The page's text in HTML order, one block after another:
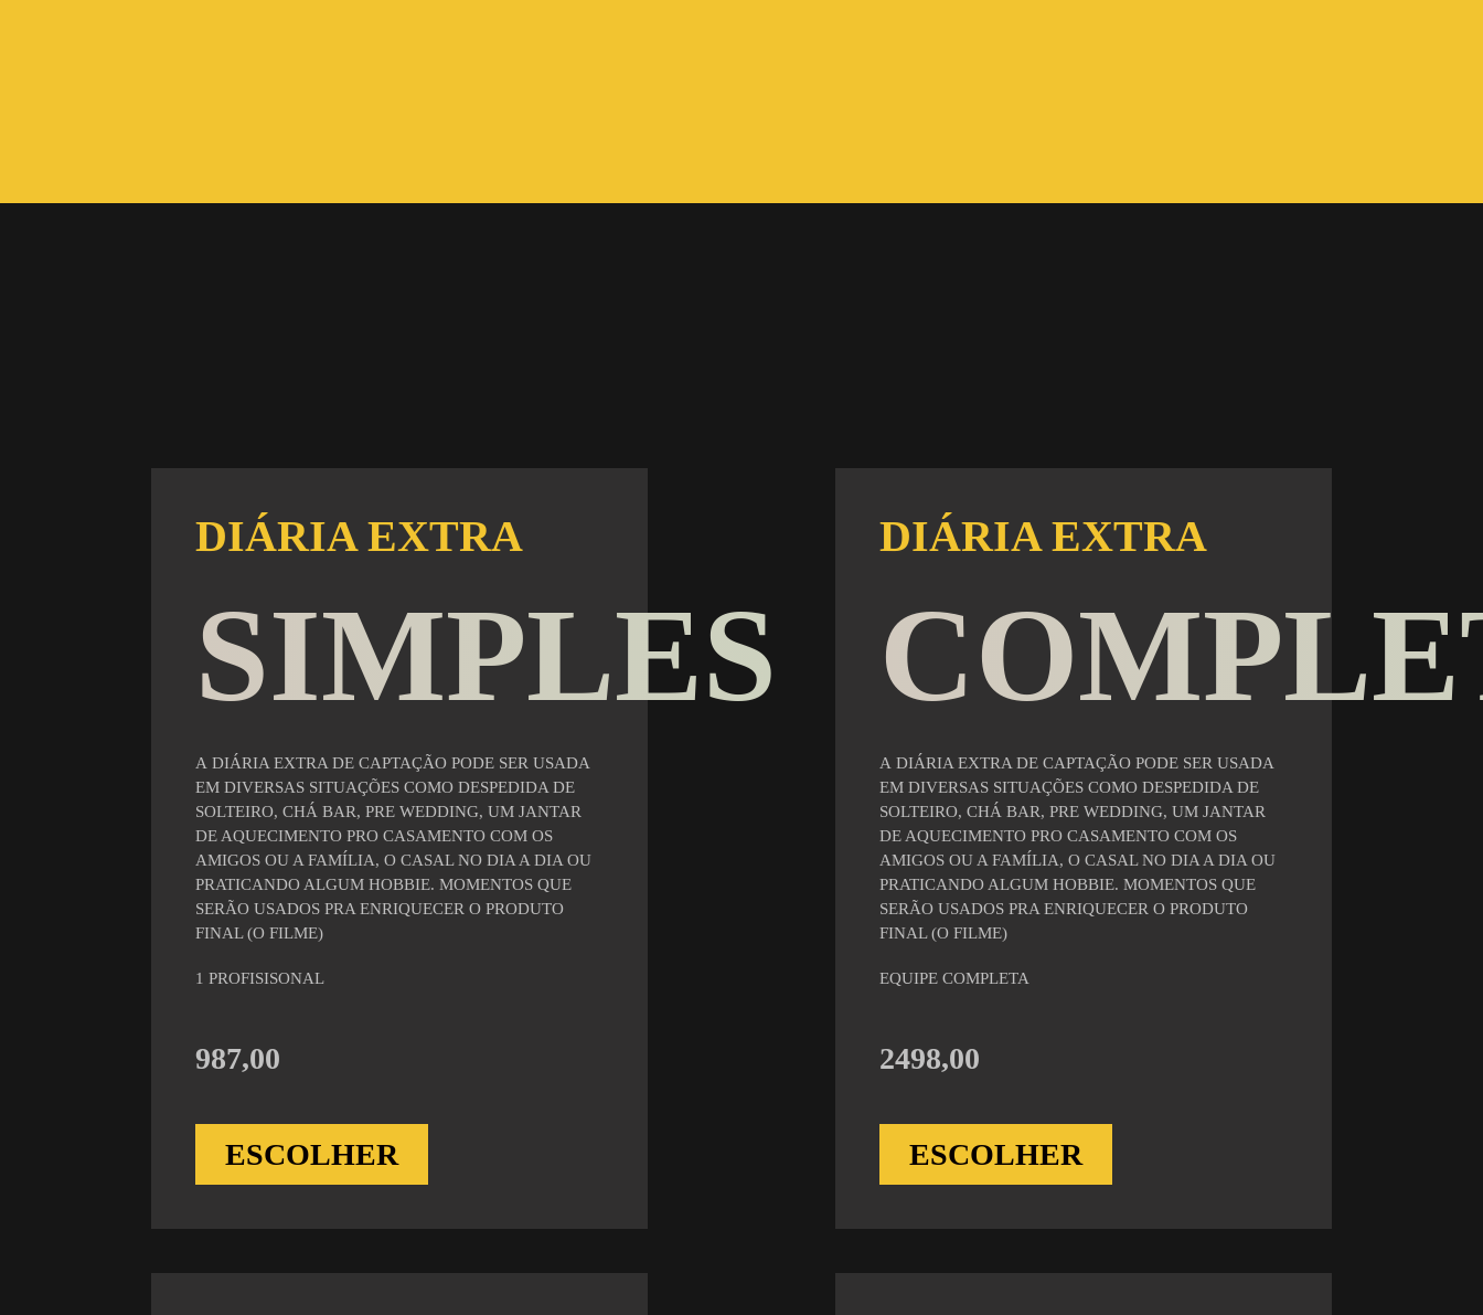
DIÁRIA EXTRA
SIMPLES
A DIÁRIA EXTRA DE CAPTAÇÃO PODE SER USADA
EM DIVERSAS SITUAÇÕES COMO DESPEDIDA DE
SOLTEIRO, CHÁ BAR, PRE WEDDING, UM JANTAR
DE AQUECIMENTO PRO CASAMENTO COM OS
AMIGOS OU A FAMÍLIA, O CASAL NO DIA A DIA OU
PRATICANDO ALGUM HOBBIE. MOMENTOS QUE
SERÃO USADOS PRA ENRIQUECER O PRODUTO
FINAL (O FILME)
1 PROFISISONAL
987,00
ESCOLHER
DIÁRIA EXTRA
A DIÁRIA EXTRA DE CAPTAÇÃO PODE SER USADA
EM DIVERSAS SITUAÇÕES COMO DESPEDIDA DE
SOLTEIRO, CHÁ BAR, PRE WEDDING, UM JANTAR
DE AQUECIMENTO PRO CASAMENTO COM OS
AMIGOS OU A FAMÍLIA, O CASAL NO DIA A DIA OU
PRATICANDO ALGUM HOBBIE. MOMENTOS QUE
SERÃO USADOS PRA ENRIQUECER O PRODUTO
FINAL (O FILME)
EQUIPE COMPLETA
2498,00
ESCOLHER